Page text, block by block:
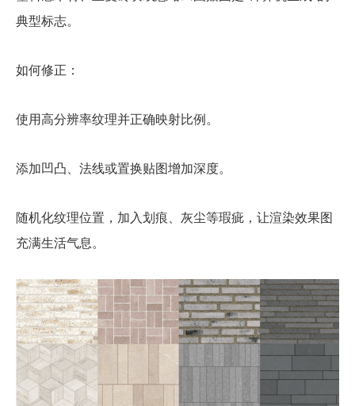
典型标志。
如何修正：
使用高分辨率纹理并正确映射比例。
添加凹凸、法线或置换贴图增加深度。
随机化纹理位置，加入划痕、灰尘等瑕疵，让渲染效果图
充满生活气息。